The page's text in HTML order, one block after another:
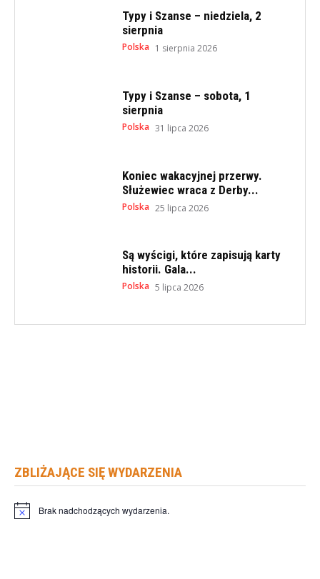
Typy i Szanse – niedziela, 2
sierpnia
Polska 1 sierpnia 2026
Typy i Szanse – sobota, 1
sierpnia
Polska 31 lipca 2026
Koniec wakacyjnej przerwy.
Służewiec wraca z Derby...
Polska 25 lipca 2026
Są wyścigi, które zapisują karty
historii. Gala...
Polska 5 lipca 2026
ZBLIŻAJĄCE SIĘ WYDARZENIA
Powiadomienie
Brak nadchodzących wydarzenia.